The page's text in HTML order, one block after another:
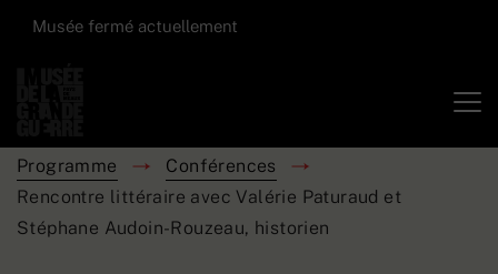
Musée fermé actuellement
Programme
Conférences
Rencontre littéraire avec Valérie Paturaud et
Stéphane Audoin-Rouzeau, historien